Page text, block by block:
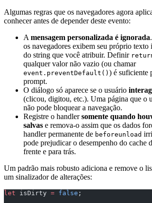
Algumas regras que os navegadores agora
conhecer antes de depender deste evento:
A mensagem personalizada é ignorada
os navegadores exibem seu próprio texto
do string que você atribuir. Definir
qualquer valor não vazio (ou chamar
event.preventDefault() ) é suficiente
prompt.
O diálogo só aparece se o usuário
(clicou, digitou, etc.). Uma página que o
não pode bloquear a navegação.
Registre o handlersomente quando
salvas e remova-o assim que os dados
handler permanente de beforeunload
pode prejudicar o desempenho do cache
frente e para trás.
Um padrão mais robusto adiciona e remove o
um sinalizador de alterações:
let isDirty = false ;